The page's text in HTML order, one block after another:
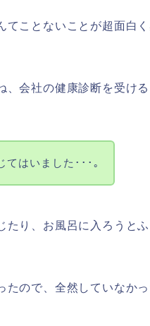
ことないことが超面白
、会社の健康診断を受ける
てはいました･･･｡
たり、お風呂に入ろうと
たので、全然していなか